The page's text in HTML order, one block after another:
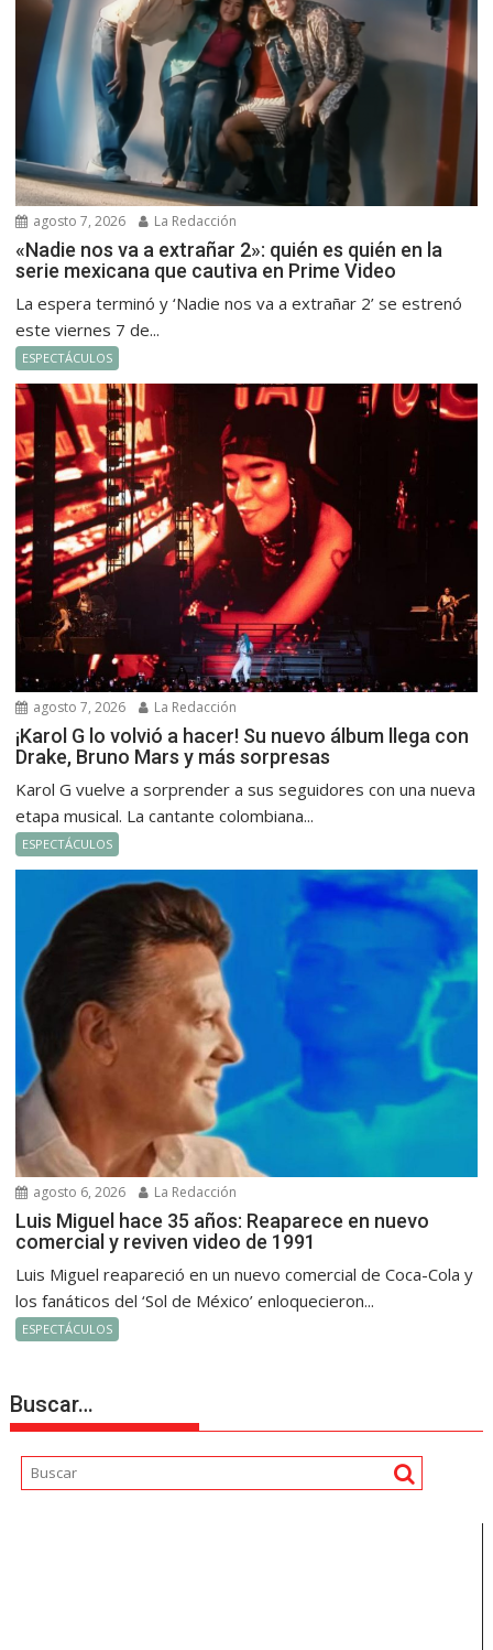
agosto 7, 2026 La Redacción
«Nadie nos va a extrañar 2»: quién es quién en la
serie mexicana que cautiva en Prime Video
La espera terminó y ‘Nadie nos va a extrañar 2’ se estrenó
este viernes 7 de...
ESPECTÁCULOS
agosto 7, 2026 La Redacción
¡Karol G lo volvió a hacer! Su nuevo álbum llega con
Drake, Bruno Mars y más sorpresas
Karol G vuelve a sorprender a sus seguidores con una nueva
etapa musical. La cantante colombiana...
ESPECTÁCULOS
agosto 6, 2026 La Redacción
Luis Miguel hace 35 años: Reaparece en nuevo
comercial y reviven video de 1991
Luis Miguel reapareció en un nuevo comercial de Coca-Cola y
los fanáticos del ‘Sol de México’ enloquecieron...
ESPECTÁCULOS
Buscar…